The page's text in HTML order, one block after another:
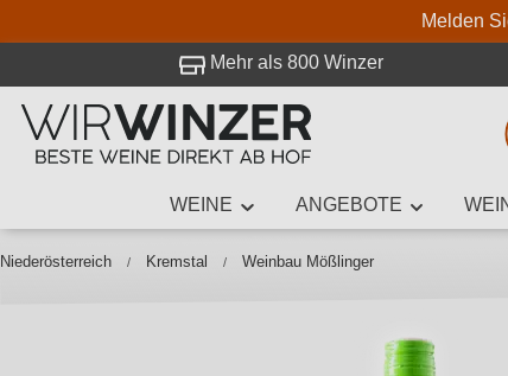
Melden
Mehr als 800 Winzer
WEINE ANGEBOTE
Niederösterreich Kremstal Weinbau Mößlinger
Weinsuche
bei WirWinzer.